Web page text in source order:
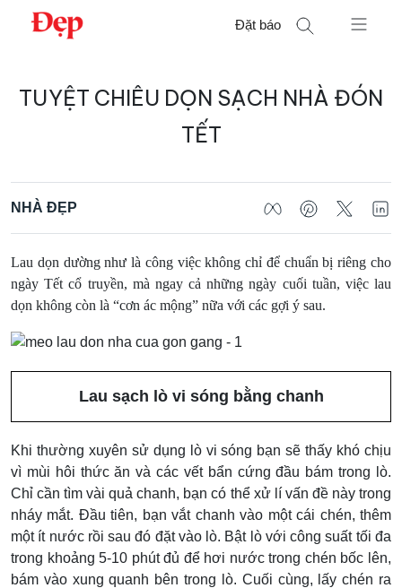
Chuyển
Đặt báo
kiếm
TUYỆT CHIÊU DỌN SẠCH NHÀ ĐÓN
TẾT
NHÀ ĐẸP
Lau dọn dường như là công việc không chỉ để chuẩn bị riêng cho
ngày Tết cổ truyền, mà ngay cả những ngày cuối tuần, việc lau
dọn không còn là “cơn ác mộng” nữa với các gợi ý sau.
Lau sạch lò vi sóng bằng chanh
Khi thường xuyên sử dụng lò vi sóng bạn sẽ thấy khó chịu
vì mùi hôi thức ăn và các vết bẩn cứng đầu bám trong lò.
Chỉ cần tìm vài quả chanh, bạn có thể xử lí vấn đề này trong
nháy mắt. Đầu tiên, bạn vắt chanh vào một cái chén, thêm
một ít nước rồi sau đó đặt vào lò. Bật lò với công suất tối đa
trong khoảng 5-10 phút đủ để hơi nước trong chén bốc lên,
bám vào xung quanh bên trong lò. Cuối cùng, lấy chén ra